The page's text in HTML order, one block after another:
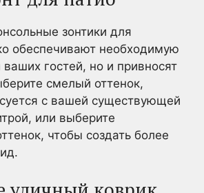
зонтики для
обеспечивают необходимую
гостей, но и привносят
смелый оттенок,
с вашей существующей
или выберите
чтобы создать более